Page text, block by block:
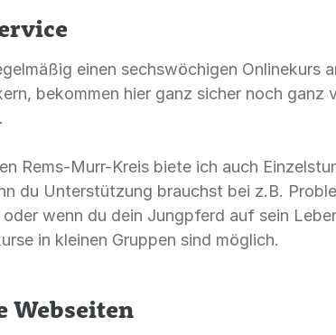
einen sechswöchigen Onlinekurs
bekommen hier ganz sicher noch
Rems-Murr-Kreis biete ich auch
du Unterstützung brauchst bei z.B.
oder wenn du dein Jungpferd auf sein
in kleinen Gruppen sind möglich.
Webseiten